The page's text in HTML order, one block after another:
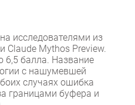
исследователями из
Mythos Preview.
6,5 балла. Название
с нашумевшей
случаях ошибка
границами буфера и